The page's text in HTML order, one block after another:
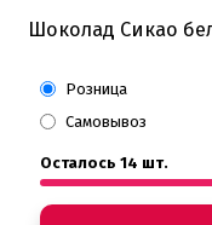
Шоколад Сикао
Розница
Самовывоз
Осталось 14 шт.